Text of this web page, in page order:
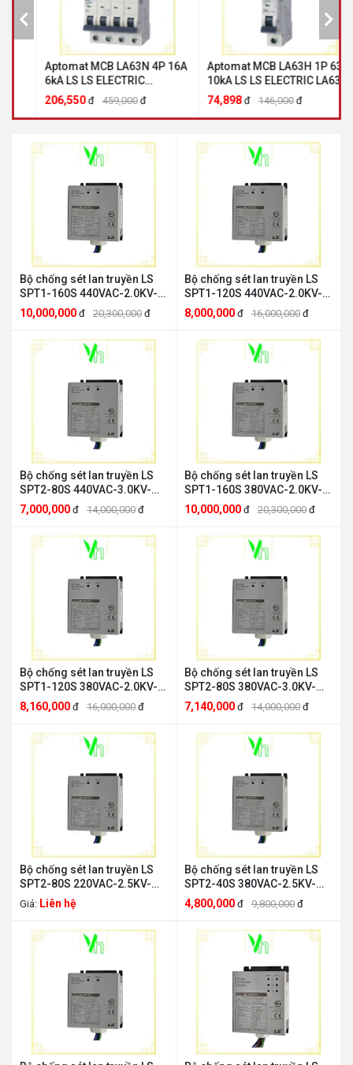
Aptomat MCB LA63N 4P 16A
6kA LS LS ELECTRIC
LA63N4P16A
206,550 đ 459,000 đ
Aptomat MCB LA63H 1P 63A
10kA LS LS ELECTRIC LA63H
1P 63A
74,898 đ 146,000 đ
Bộ chống sét lan truyền LS
SPT1-160S 440VAC-2.0KV-
160KA 3W+G LS ELECTRIC
SPT1-160S 440VAC
10,000,000 đ 20,300,000 đ
Bộ chống sét lan truyền LS
SPT1-120S 440VAC-2.0KV-
120KA 3W+G LS ELECTRIC
SPT1-120S 440VAC
8,000,000 đ 16,000,000 đ
Bộ chống sét lan truyền LS
SPT2-80S 440VAC-3.0KV-
80KA 3W+G LS ELECTRIC
SPT2-80S 440VAC
7,000,000 đ 14,000,000 đ
Bộ chống sét lan truyền LS
SPT1-160S 380VAC-2.0KV-
160KA 3W+G LS ELECTRIC
SPT1-160S
10,000,000 đ 20,300,000 đ
Bộ chống sét lan truyền LS
SPT1-120S 380VAC-2.0KV-
120KA 3W+G LS ELECTRIC
SPT1-120S
8,160,000 đ 16,000,000 đ
Bộ chống sét lan truyền LS
SPT2-80S 380VAC-3.0KV-
80KA 3W+G LS ELECTRIC
SPT2-80S
7,140,000 đ 14,000,000 đ
Bộ chống sét lan truyền LS
SPT2-80S 220VAC-2.5KV-
40KA 3W+G LS ELECTRIC
Giá: Liên hệ
Bộ chống sét lan truyền LS
SPT2-40S 380VAC-2.5KV-
40KA 3W+G LS ELECTRIC
SPT2-40S 380VAC
4,800,000 đ 9,800,000 đ